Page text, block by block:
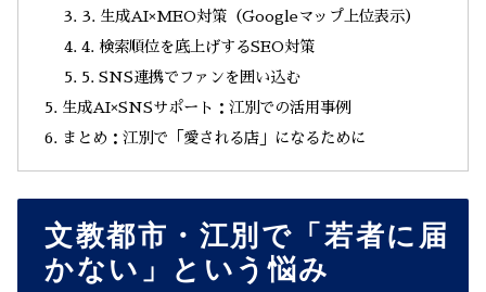
3. 生成AI×MEO対策（Googleマップ上位表示）
4. 検索順位を底上げするSEO対策
5. SNS連携でファンを囲い込む
生成AI×SNSサポート：江別での活用事例
まとめ：江別で「愛される店」になるために
文教都市・江別で「若者に届
かない」という悩み